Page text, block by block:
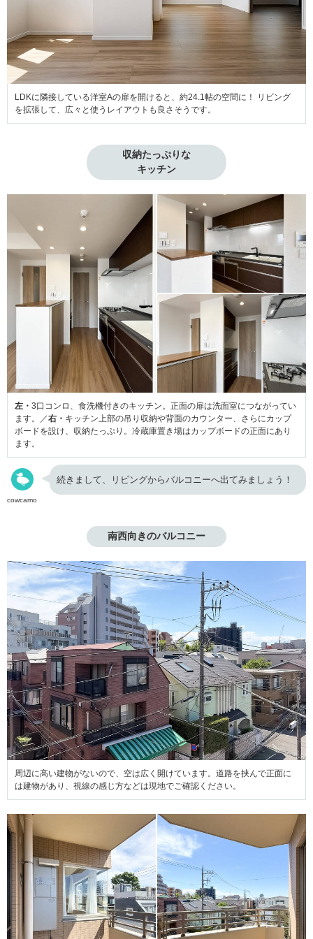
LDKに隣接している洋室Aの扉を開けると、約24.1帖の空間に！ リビング
を拡張して、広々と使うレイアウトも良さそうです。
収納たっぷりな
キッチン
左・ 3口コンロ、食洗機付きのキッチン。正面の扉は洗面室につながってい
ます。／右・ キッチン上部の吊り収納や背面のカウンター、さらにカップ
ボードを設け、収納たっぷり。冷蔵庫置き場はカップボードの正面にあり
ます。
cowcamo
続きまして、リビングからバルコニーへ出てみましょう！
南西向きのバルコニー
周辺に高い建物がないので、空は広く開けています。道路を挟んで正面に
は建物があり、視線の感じ方などは現地でご確認ください。